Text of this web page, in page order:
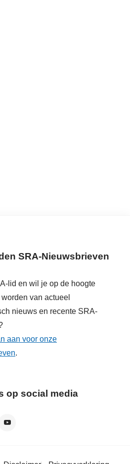
SRA-Nieuwsbrieven
lid en wil je op de hoogte
van actueel
nieuws en recente SRA-
aan voor onze
.
op social media